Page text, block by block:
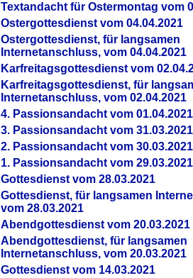
Textandacht für Ostermontag vom
Ostergottesdienst vom 04.04.2021
Ostergottesdienst, für langsamen
Internetanschluss, vom 04.04.2021
Karfreitagsgottesdienst vom
Karfreitagsgottesdienst, für
Internetanschluss, vom 02.04.2021
4. Passionsandacht vom 01.04.2021
3. Passionsandacht vom 31.03.2021
2. Passionsandacht vom 30.03.2021
1. Passionsandacht vom 29.03.2021
Gottesdienst vom 28.03.2021
Gottesdienst, für langsamen
vom 28.03.2021
Abendgottesdienst vom 20.03.2021
Abendgottesdienst, für langsamen
Internetanschluss, vom 20.03.2021
Gottesdienst vom 14.03.2021